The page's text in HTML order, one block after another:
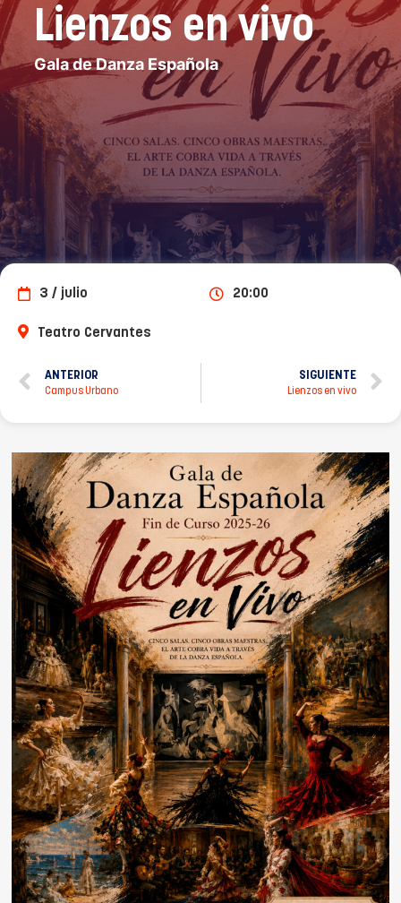
Lienzos en vivo
Gala de Danza Española
3 / julio 20:00
Teatro Cervantes
ANTERIOR
Campus Urbano
SIGUIENTE
Lienzos en vivo